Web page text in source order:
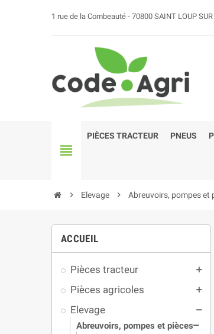
1 rue de la Combeauté - 70800 SAINT LOUP SUR
view_headline
PIÈCES TRACTEUR PNEUS
chevron_right Elevage chevron_right Abreuvoirs, pompes et
ACCUEIL
Pièces tracteur add
Pièces agricoles add
Elevage remove
Abreuvoirs, pompes et piècesremove